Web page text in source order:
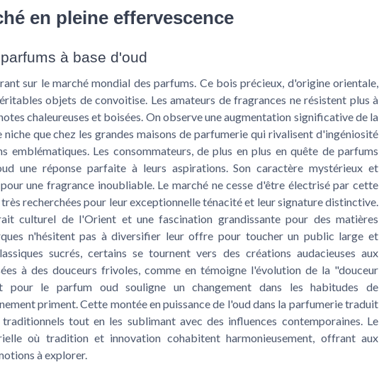
en pleine effervescence
à base d'oud
sur le marché mondial des parfums. Ce bois précieux, d'origine orientale,
objets de convoitise. Les amateurs de fragrances ne résistent plus à
chaleureuses et boisées. On observe une augmentation significative de la
niche que chez les grandes maisons de parfumerie qui rivalisent d'ingéniosité
emblématiques. Les consommateurs, de plus en plus en quête de parfums
une réponse parfaite à leurs aspirations. Son caractère mystérieux et
une fragrance inoubliable. Le marché ne cesse d'être électrisé par cette
recherchées pour leur exceptionnelle ténacité et leur signature distinctive.
culturel de l'Orient et une fascination grandissante pour des matières
n'hésitent pas à diversifier leur offre pour toucher un public large et
sucrés, certains se tournent vers des créations audacieuses aux
à des douceurs frivoles, comme en témoigne l'évolution de la "douceur
pour le parfum oud souligne un changement dans les habitudes de
priment. Cette montée en puissance de l'oud dans la parfumerie traduit
tout en les sublimant avec des influences contemporaines. Le
où tradition et innovation cohabitent harmonieusement, offrant aux
à explorer.